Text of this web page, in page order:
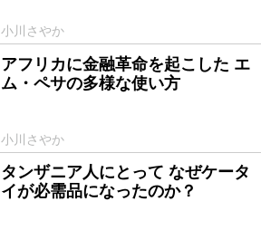
小川さやか
アフリカに金融革命を起こした エ
ム・ペサの多様な使い方
小川さやか
タンザニア人にとって なぜケータ
イが必需品になったのか？